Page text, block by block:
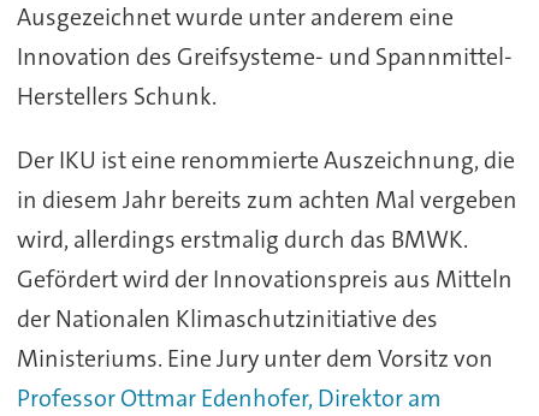
Ausgezeichnet wurde unter anderem eine
Innovation des Greifsysteme- und Spannmittel-
Herstellers Schunk.
Der IKU ist eine renommierte Auszeichnung, die
in diesem Jahr bereits zum achten Mal vergeben
wird, allerdings erstmalig durch das BMWK.
Gefördert wird der Innovationspreis aus Mitteln
der Nationalen Klimaschutzinitiative des
Ministeriums. Eine Jury unter dem Vorsitz von
Professor Ottmar Edenhofer, Direktor am